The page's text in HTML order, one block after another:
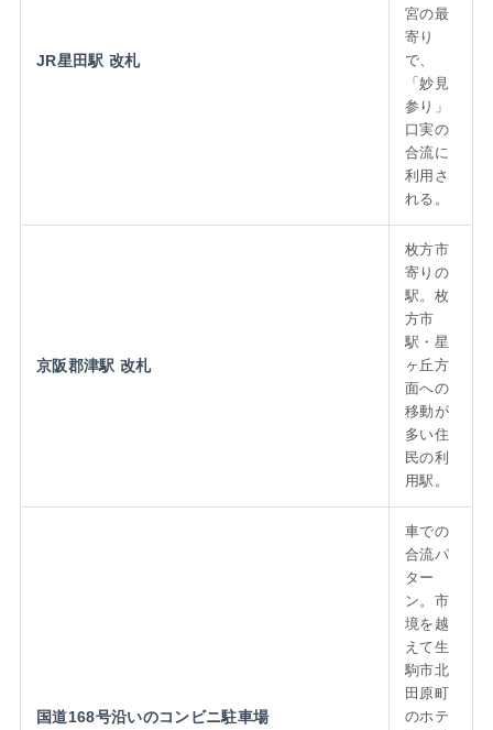
JR星田駅 改札
宮の最
寄り
で、
「妙見
参り」
口実の
合流に
利用さ
れる。
京阪郡津駅 改札
枚方市
寄りの
駅。枚
方市
駅・星
ヶ丘方
面への
移動が
多い住
民の利
用駅。
国道168号沿いのコンビニ駐車場
車での
合流パ
ター
ン。市
境を越
えて生
駒市北
田原町
のホテ